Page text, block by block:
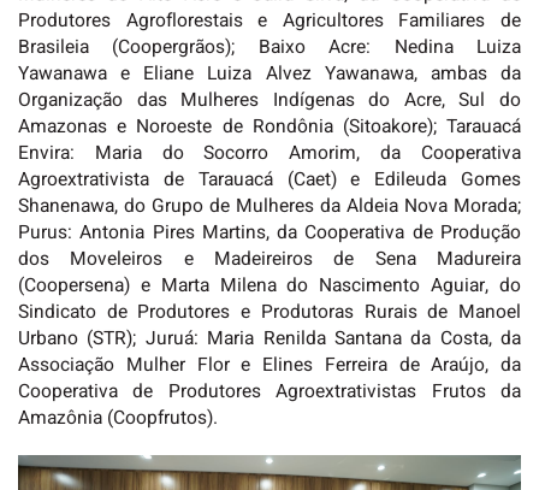
Produtores Agroflorestais e Agricultores Familiares de
Brasileia (Coopergrãos); Baixo Acre: Nedina Luiza
Yawanawa e Eliane Luiza Alvez Yawanawa, ambas da
Organização das Mulheres Indígenas do Acre, Sul do
Amazonas e Noroeste de Rondônia (Sitoakore); Tarauacá
Envira: Maria do Socorro Amorim, da Cooperativa
Agroextrativista de Tarauacá (Caet) e Edileuda Gomes
Shanenawa, do Grupo de Mulheres da Aldeia Nova Morada;
Purus: Antonia Pires Martins, da Cooperativa de Produção
dos Moveleiros e Madeireiros de Sena Madureira
(Coopersena) e Marta Milena do Nascimento Aguiar, do
Sindicato de Produtores e Produtoras Rurais de Manoel
Urbano (STR); Juruá: Maria Renilda Santana da Costa, da
Associação Mulher Flor e Elines Ferreira de Araújo, da
Cooperativa de Produtores Agroextrativistas Frutos da
Amazônia (Coopfrutos).